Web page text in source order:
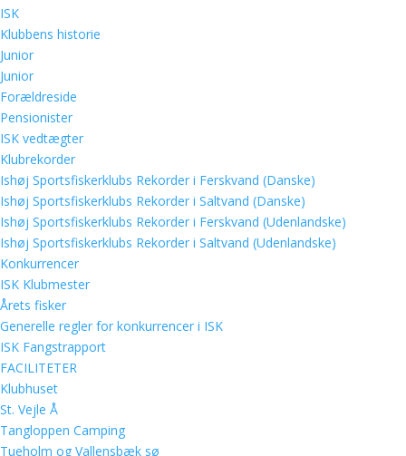
ISK
Klubbens historie
Junior
Junior
Forældreside
Pensionister
ISK vedtægter
Klubrekorder
Ishøj Sportsfiskerklubs Rekorder i Ferskvand (Danske)
Ishøj Sportsfiskerklubs Rekorder i Saltvand (Danske)
Ishøj Sportsfiskerklubs Rekorder i Ferskvand (Udenlandske)
Ishøj Sportsfiskerklubs Rekorder i Saltvand (Udenlandske)
Konkurrencer
ISK Klubmester
Årets fisker
Generelle regler for konkurrencer i ISK
ISK Fangstrapport
FACILITETER
Klubhuset
St. Vejle Å
Tangloppen Camping
Tueholm og Vallensbæk sø